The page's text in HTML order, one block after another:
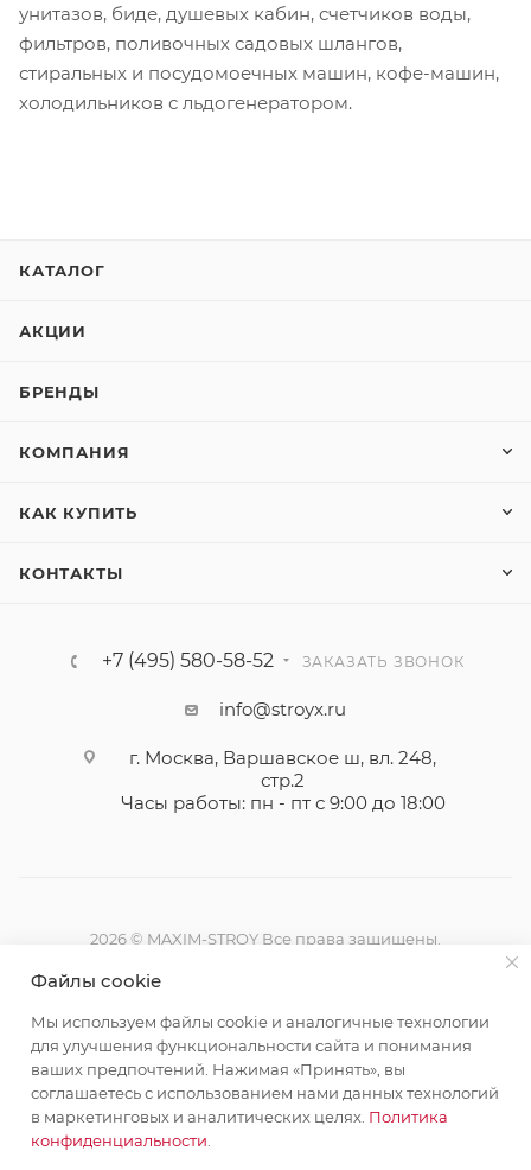
унитазов, биде, душевых кабин, счетчиков воды,
фильтров, поливочных садовых шлангов,
стиральных и посудомоечных машин, кофе-машин,
холодильников с льдогенератором.
КАТАЛОГ
АКЦИИ
БРЕНДЫ
КОМПАНИЯ
КАК КУПИТЬ
КОНТАКТЫ
+7 (495) 580-58-52 ЗАКАЗАТЬ ЗВОНОК
info@stroyx.ru
г. Москва, Варшавское ш, вл. 248,
стр.2
Часы работы: пн - пт с 9:00 до 18:00
2026 © MAXIM-STROY Все права защищены.
офертой определяемой положениями Статьи 437
Гражданского кодекса Российской Федерации.
Политика конфиденциальности
Файлы cookie
Мы используем файлы cookie и аналогичные технологии
для улучшения функциональности сайта и понимания
ваших предпочтений. Нажимая «Принять», вы
соглашаетесь с использованием нами данных технологий
в маркетинговых и аналитических целях. Политика
конфиденциальности